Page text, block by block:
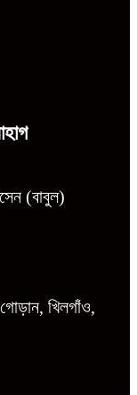
(বাবুল)
খিলগাঁও,